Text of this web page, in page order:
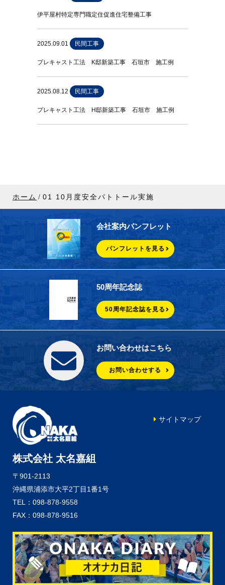
伊平屋村特定専門職定住促進住宅整備工事
2025.09.01 民間工事
プレキャスト工法 K邸新築工事 石垣市 施工例
2025.08.12 民間工事
プレキャスト工法 H邸新築工事 石垣市 施工例
ホーム 01 10月度安全パトトール実施
会社案内パンフレット
パンフレットを見る
50周年記念誌
50周年記念誌を見る
お問い合わせはこちら
お問い合わせする
株式会社 太名嘉組
〒901-2113
沖縄県浦添市大平2丁目1番1号
TEL：098-878-9558
FAX：098-878-9516
サイトマップ